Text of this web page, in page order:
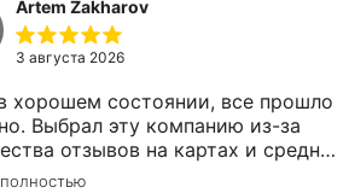
Artem Zakharov
3 августа 2026
хорошем состоянии, все прошло
Выбрал эту компанию из-за
отзывов на картах и средней
Залог вернули вовремя, спасибо